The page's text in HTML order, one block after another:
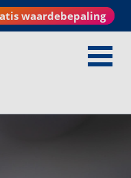
waardebepaling